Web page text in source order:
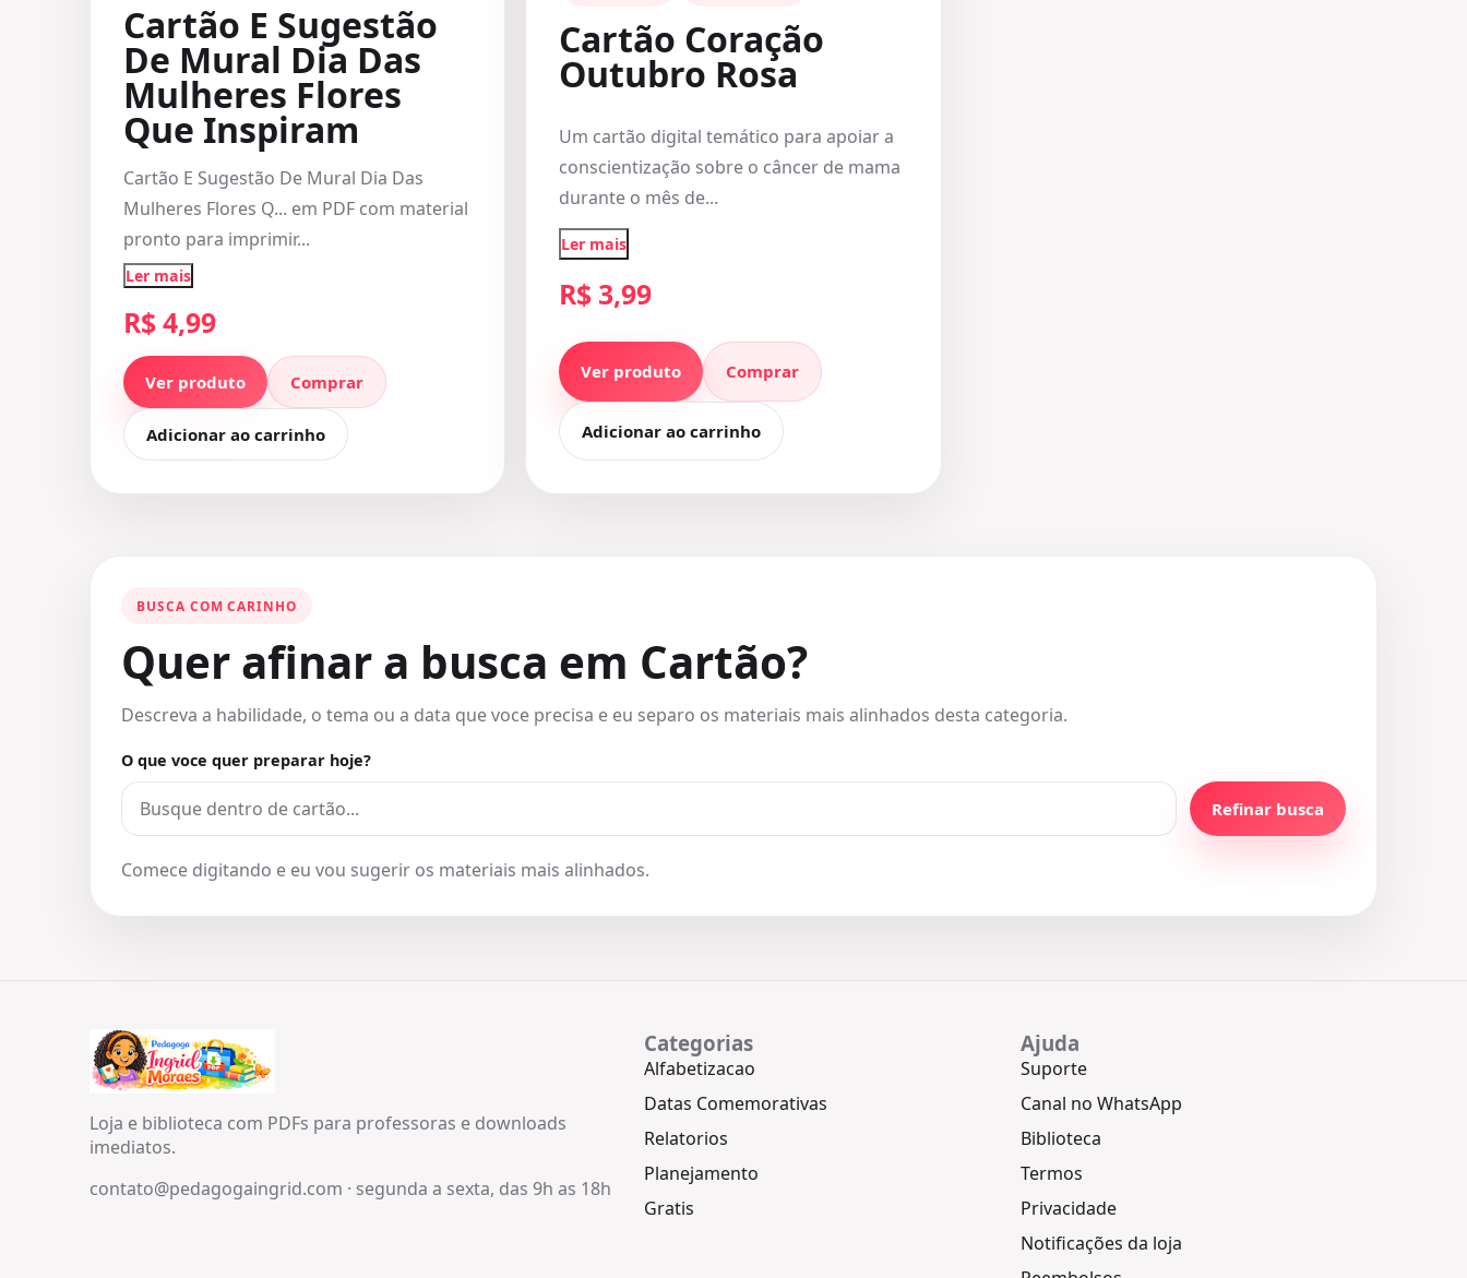
Cartão E Sugestão
De Mural Dia Das
Mulheres Flores
Que Inspiram
Cartão E Sugestão De Mural Dia Das
Mulheres Flores Q... em PDF com material
pronto para imprimir...
Ler mais
R$ 4,99
Ver produto Comprar
Adicionar ao carrinho
Cartão Coração
Outubro Rosa
Um cartão digital temático para apoiar a
conscientização sobre o câncer de mama
durante o mês de...
Ler mais
R$ 3,99
Ver produto Comprar
Adicionar ao carrinho
BUSCA COM CARINHO
Quer afinar a busca em Cartão?
Descreva a habilidade, o tema ou a data que voce precisa e eu separo os materiais mais alinhados desta categoria.
O que voce quer preparar hoje?
Refinar busca
Comece digitando e eu vou sugerir os materiais mais alinhados.
Loja e biblioteca com PDFs para professoras e downloads
imediatos.
contato@pedagogaingrid.com · segunda a sexta, das 9h as 18h
Categorias
Alfabetizacao
Datas Comemorativas
Relatorios
Planejamento
Gratis
Ajuda
Suporte
Canal no WhatsApp
Biblioteca
Termos
Privacidade
Notificações da loja